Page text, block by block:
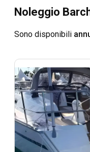
Noleggio
Sono disponibili